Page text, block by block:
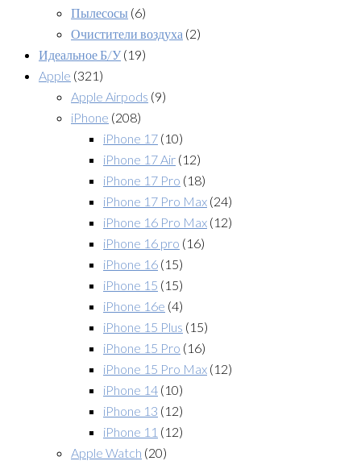
Пылесосы (6)
Очистители воздуха (2)
Идеальное Б/У (19)
Apple (321)
Apple Airpods (9)
iPhone (208)
iPhone 17 (10)
iPhone 17 Air (12)
iPhone 17 Pro (18)
iPhone 17 Pro Max (24)
iPhone 16 Pro Max (12)
iPhone 16 pro (16)
iPhone 16 (15)
iPhone 15 (15)
iPhone 16e (4)
iPhone 15 Plus (15)
iPhone 15 Pro (16)
iPhone 15 Pro Max (12)
iPhone 14 (10)
iPhone 13 (12)
iPhone 11 (12)
Apple Watch (20)